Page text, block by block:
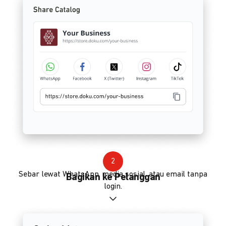
2
Bagikan ke Pelanggan
Sebar lewat WhatsApp, media sosial, atau email tanpa
login.